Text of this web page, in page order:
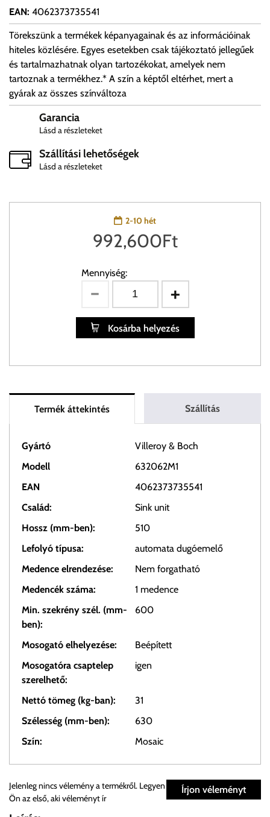
EAN: 4062373735541
Törekszünk a termékek képanyagainak és az információinak
hiteles közlésére. Egyes esetekben csak tájékoztató jellegűek
és tartalmazhatnak olyan tartozékokat, amelyek nem
tartoznak a termékhez.* A szín a képtől eltérhet, mert a
gyárak az összes színváltoza
Garancia
Lásd a részleteket
Szállítási lehetőségek
Lásd a részleteket
2-10 hét
992,600Ft
Mennyiség:
Kosárba helyezés
Termék áttekintés Szállítás
Gyártó
Villeroy & Boch
Modell
632062M1
EAN
4062373735541
Család:
Sink unit
Hossz (mm-ben):
510
Lefolyó típusa:
automata dugóemelő
Medence elrendezése:
Nem forgatható
Medencék száma:
1 medence
Min. szekrény szél. (mm-
ben):
600
Mosogató elhelyezése:
Beépített
Mosogatóra csaptelep
szerelhető:
igen
Nettó tömeg (kg-ban):
31
Szélesség (mm-ben):
630
Szín:
Mosaic
Személyes átvétel:
Önnek lehetősége van rendelését a beérkezést követően
Írjon véleményt
Jelenleg nincs vélemény a termékről. Legyen
Ön az első, aki véleményt ír